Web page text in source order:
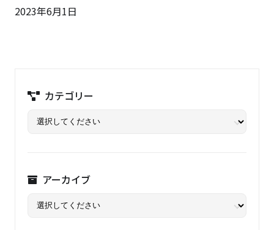
2023年6月1日
カテゴリー
アーカイブ